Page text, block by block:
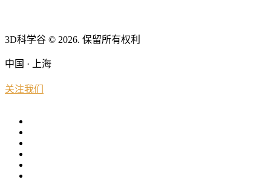
3D科学谷 © 2026. 保留所有权利
中国 · 上海
关注我们